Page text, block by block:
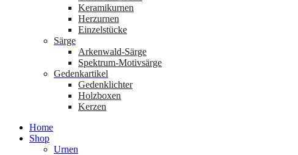
Keramikurnen
Herzurnen
Einzelstücke
Särge
Arkenwald-Särge
Spektrum-Motivsärge
Gedenkartikel
Gedenklichter
Holzboxen
Kerzen
Home
Shop
Urnen